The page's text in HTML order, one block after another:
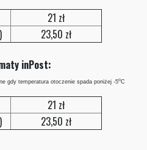
21 zł
23,50 zł
inPost:
gdy temperatura otoczenie spada poniżej -5oC
21 zł
23,50 zł